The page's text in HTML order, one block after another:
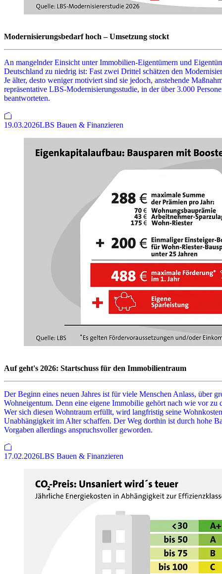
Modernisierungsbedarf hoch – Umsetzung stockt
An mangelnder Einsicht unter Immobilien-Eigentümern und
Deutschland zu niedrig ist: Fast zwei Drittel schätzen den
Je älter, desto weniger motiviert sind sie jedoch, anstehende
repräsentative LBS-Modernisierungsstudie, in der über 3.000
beantworteten.
19.03.2026LBS Bauen & Finanzieren
Auf geht's 2026: Startschuss für den Immobilientraum
Der Beginn eines neuen Jahres ist für viele Menschen Anlass, über
Wohneigentum. Denn eine eigene Immobilie gehört nach wie vor
Wer sich diesen Wohntraum erfüllt, wird langfristig seine
Unabhängigkeit im Alter schaffen. Der Weg dorthin ist durch hohe
Vorgaben allerdings anspruchsvoller geworden.
17.02.2026LBS Bauen & Finanzieren